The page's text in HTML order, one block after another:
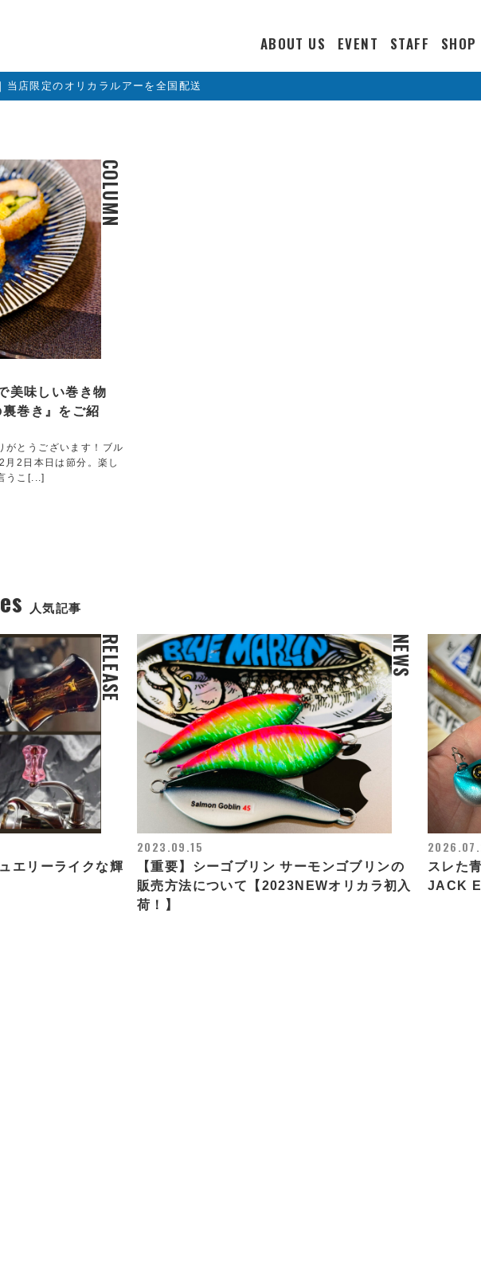
ABOUT US EVENT STAFF SHOP
当店限定のオリカラルアーを全国配送
COLUMN
美味しい巻き物
裏巻き』をご紹
がとうございます！ブル
月2日本日は節分。楽し
うこ[...]
人気記事
RELEASE
エリーライクな輝
NEWS
2023.09.15
【重要】シーゴブリン サーモンゴブリンの
販売方法について【2023NEWオリカラ初入
荷！】
スレた
JACK